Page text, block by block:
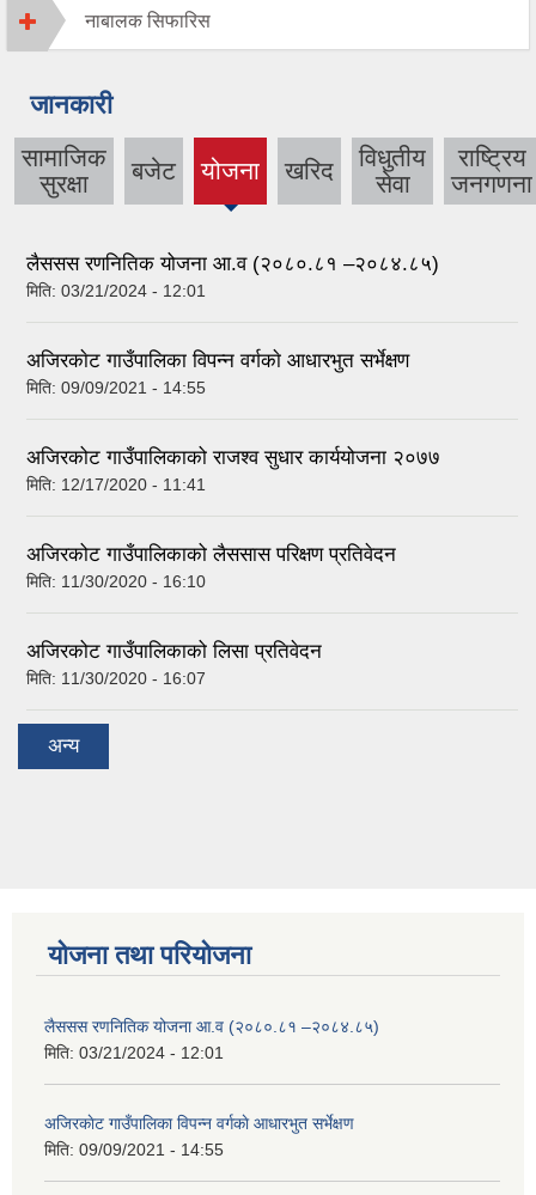
नाबालक सिफारिस
जानकारी
सामाजिक
सुरक्षा
बजेट योजना
(active
tab)
खरिद
विधुतीय
सेवा
राष्‍ट्रिय
जनगणना
लैससस रणनितिक योजना आ.व (२०८०.८१ –२०८४.८५)
मिति: 03/21/2024 - 12:01
अजिरकाेट गाउँपालिका विपन्न वर्गकाे आधारभुत सर्भेक्षण
मिति: 09/09/2021 - 14:55
अजिरकोट गाउँपालिकाको राजश्व सुधार कार्ययोजना २०७७
मिति: 12/17/2020 - 11:41
अजिरकोट गाउँपालिकाको लैससास परिक्षण प्रतिवेदन
मिति: 11/30/2020 - 16:10
अजिरकोट गाउँपालिकाको लिसा प्रतिवेदन
मिति: 11/30/2020 - 16:07
अन्य
योजना तथा परियोजना
लैससस रणनितिक योजना आ.व (२०८०.८१ –२०८४.८५)
मिति: 03/21/2024 - 12:01
अजिरकाेट गाउँपालिका विपन्न वर्गकाे आधारभुत सर्भेक्षण
मिति: 09/09/2021 - 14:55